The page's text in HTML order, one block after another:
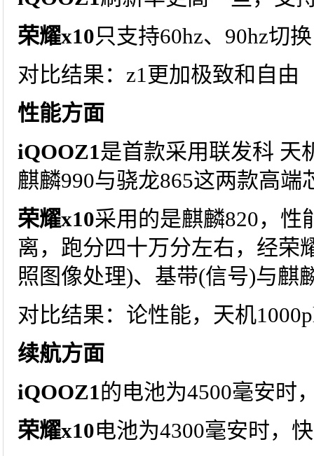
荣耀x10只支持60hz、90hz切换
对比结果：z1更加极致和自由
性能方面
iQOOZ1是首款采用联发科 天
麒麟990与骁龙865这两款高
荣耀x10采用的是麒麟820，性
离，跑分四十万分左右，经荣
照图像处理)、基带(信号)与麒
对比结果：论性能，天机
续航方面
iQOOZ1的电池为4500毫安时
荣耀x10电池为4300毫安时，